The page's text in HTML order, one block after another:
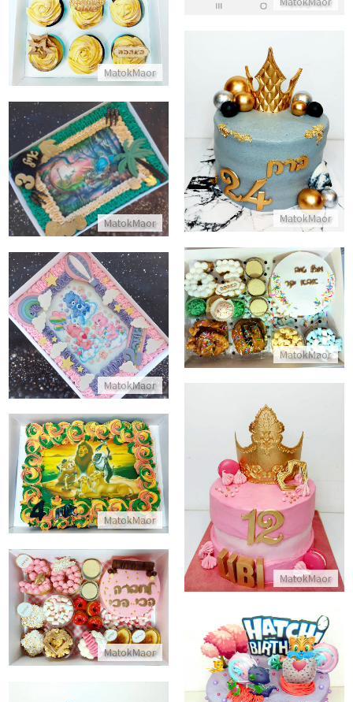
MatokMaor
התקשר/י
MatokMaor
עוגת יום הולדת למבוגרים
התקשר/י
MatokMaor
עוגת גן דינוזאורים לגיל 3
התקשר/י
MatokMaor
מארז מתוקים לאבא
התקשר/י
MatokMaor
עוגת יום הולדת מלבנית לגן -
התקשר/י
MatokMaor
עוגת בת מצווה מעוצבת
התקשר/י
MatokMaor
עוגת מלך האריות מלבנית לגן
התקשר/י
MatokMaor
מארז קינוחים לאשה
התקשר/י
עוגת האצימלס